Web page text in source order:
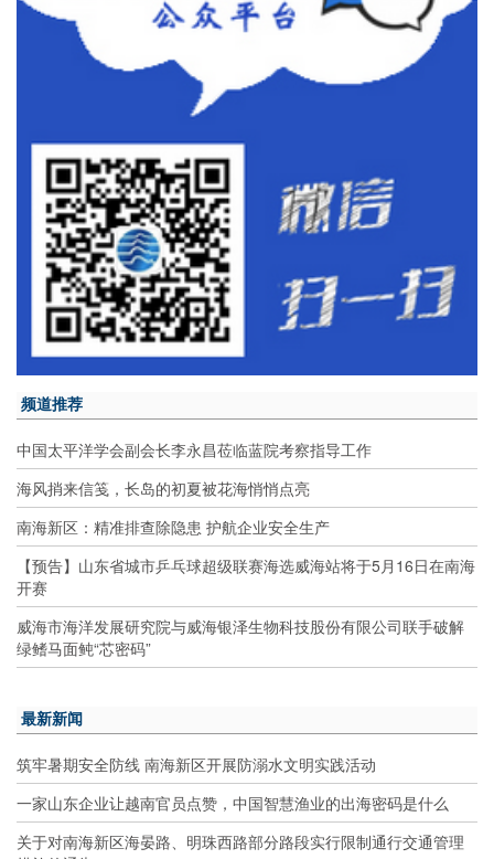
频道推荐
中国太平洋学会副会长李永昌莅临蓝院考察指导工作
海风捎来信笺，长岛的初夏被花海悄悄点亮
南海新区：精准排查除隐患 护航企业安全生产
【预告】山东省城市乒乓球超级联赛海选威海站将于5月16日在南海
开赛
威海市海洋发展研究院与威海银泽生物科技股份有限公司联手破解
绿鳍马面鲀“芯密码”
最新新闻
筑牢暑期安全防线 南海新区开展防溺水文明实践活动
一家山东企业让越南官员点赞，中国智慧渔业的出海密码是什么
关于对南海新区海晏路、明珠西路部分路段实行限制通行交通管理